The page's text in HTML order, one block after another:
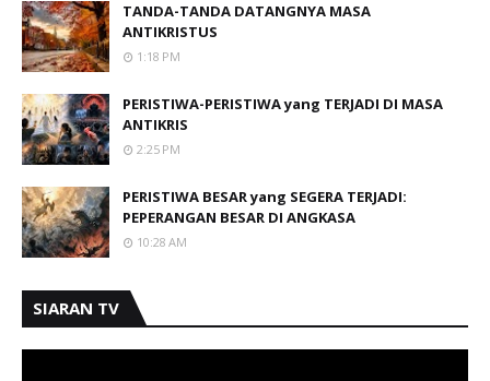
TANDA-TANDA DATANGNYA MASA
ANTIKRISTUS
1:18 PM
PERISTIWA-PERISTIWA yang TERJADI DI MASA
ANTIKRIS
2:25 PM
PERISTIWA BESAR yang SEGERA TERJADI:
PEPERANGAN BESAR DI ANGKASA
10:28 AM
SIARAN TV